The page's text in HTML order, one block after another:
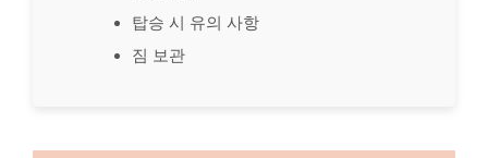
탑승 시 유의 사항
짐 보관